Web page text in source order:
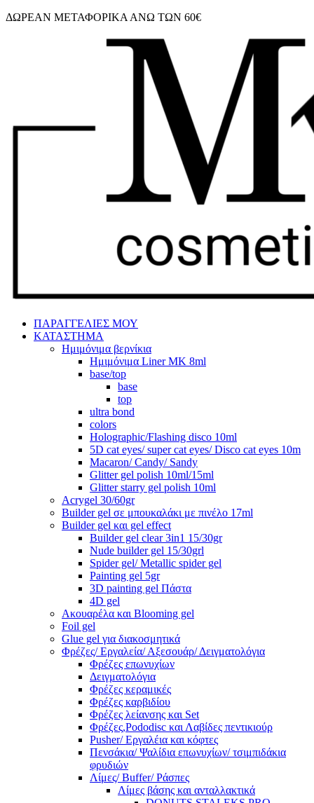
Μετάβαση
ΔΩΡΕΑΝ ΜΕΤΑΦΟΡΙΚΑ ΑΝΩ ΤΩΝ 60€
ΠΑΡΑΓΓΕΛΙΕΣ ΜΟΥ
ΚΑΤΑΣΤΗΜΑ
Ημιμόνιμα βερνίκια
Ημιμόνιμα Liner ΜΚ 8ml
base/top
base
top
ultra bond
colors
Holographic/Flashing disco 10ml
5D cat eyes/ super cat eyes/ Disco cat eyes 10m
Macaron/ Candy/ Sandy
Glitter gel polish 10ml/15ml
Glitter starry gel polish 10ml
Acrygel 30/60gr
Builder gel σε μπουκαλάκι με πινέλο 17ml
Builder gel και gel effect
Builder gel clear 3in1 15/30gr
Nude builder gel 15/30grl
Spider gel/ Metallic spider gel
Painting gel 5gr
3D painting gel Πάστα
4D gel
Ακουαρέλα και Blooming gel
Foil gel
Glue gel για διακοσμητικά
Φρέζες/ Εργαλεία/ Αξεσουάρ/ Δειγματολόγια
Φρέζες επωνυχίων
Δειγματολόγια
Φρέζες κεραμικές
Φρέζες καρβιδίου
Φρέζες λείανσης και Set
Φρέζες,Pododisc και Λαβίδες πεντικιούρ
Pusher/ Εργαλέια και κόφτες
Πενσάκια/ Ψαλίδια επωνυχίων/ τσιμπιδάκια
φρυδιών
Λίμες/ Buffer/ Ράσπες
Λίμες βάσης και ανταλλακτικά